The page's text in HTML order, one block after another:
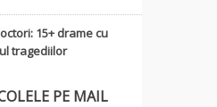
15+ drame cu
tragediilor
PE MAIL